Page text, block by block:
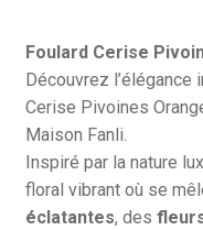
Foulard Cerise
Découvrez l’élégance
Cerise Pivoines
Maison Fanli.
Inspiré par la nature
floral vibrant où se
éclatantes, des